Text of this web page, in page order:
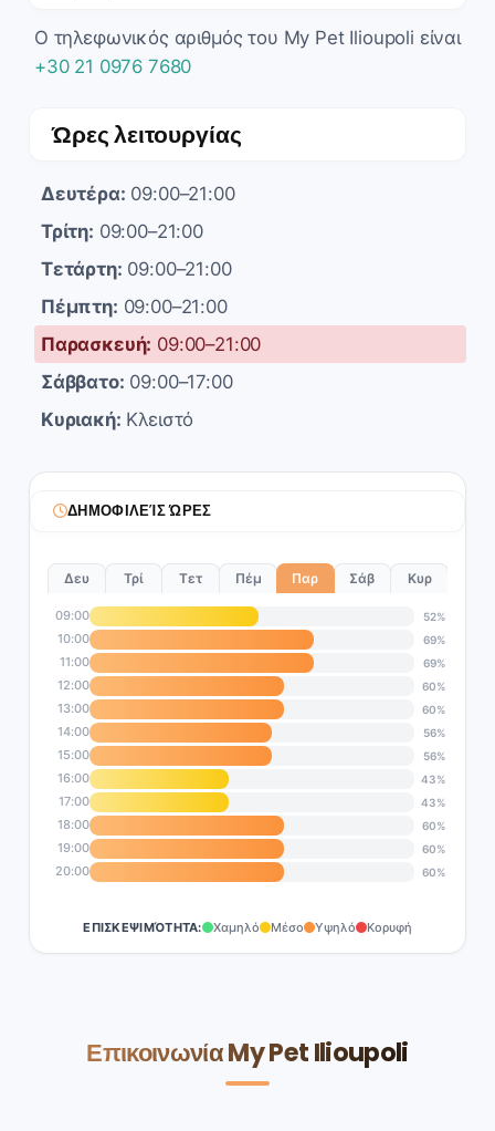
Ο τηλεφωνικός αριθμός του My Pet Ilioupoli είναι
+30 21 0976 7680
Ώρες λειτουργίας
Δευτέρα: 09:00–21:00
Τρίτη: 09:00–21:00
Τετάρτη: 09:00–21:00
Πέμπτη: 09:00–21:00
Παρασκευή: 09:00–21:00
Σάββατο: 09:00–17:00
Κυριακή: Κλειστό
ΔΗΜΟΦΙΛΕΊΣ ΏΡΕΣ
Δευ Τρί Τετ Πέμ Παρ Σάβ Κυρ
09:00 52%
10:00 69%
11:00 69%
12:00 60%
13:00 60%
14:00 56%
15:00 56%
16:00 43%
17:00 43%
18:00 60%
19:00 60%
20:00 60%
ΕΠΙΣΚΕΨΙΜΌΤΗΤΑ: Χαμηλό Μέσο Υψηλό Κορυφή
Επικοινωνία My Pet Ilioupoli